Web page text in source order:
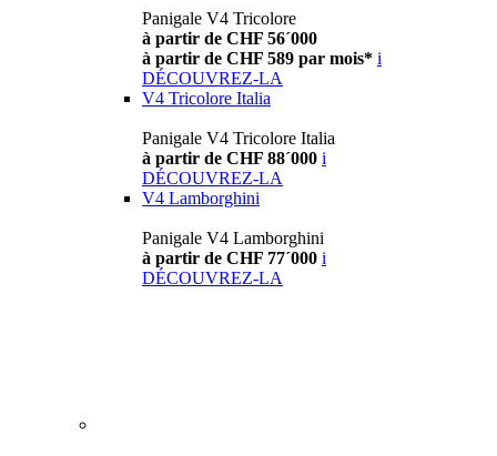
Panigale V4 Tricolore
à partir de CHF 56´000
à partir de CHF 589 par mois* i
DÉCOUVREZ-LA
V4 Tricolore Italia
Panigale V4 Tricolore Italia
à partir de CHF 88´000 i
DÉCOUVREZ-LA
V4 Lamborghini
Panigale V4 Lamborghini
à partir de CHF 77´000 i
DÉCOUVREZ-LA